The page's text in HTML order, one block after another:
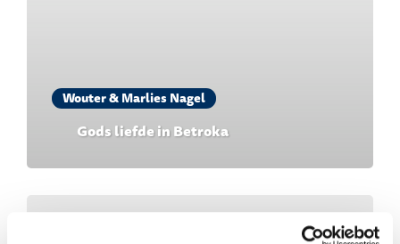
Wouter & Marlies Nagel
Gods liefde in Betroka